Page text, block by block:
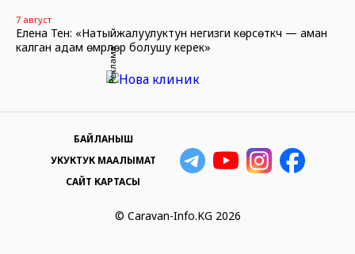
7 август
Елена Тен: «Натыйжалуулуктун негизги көрсөткүчү — аман
калган адам өмүрлөрү болушу керек»
Реклама
© Caravan-Info.KG 2026
БАЙЛАНЫШ
УКУКТУК МААЛЫМАТ
САЙТ КАРТАСЫ